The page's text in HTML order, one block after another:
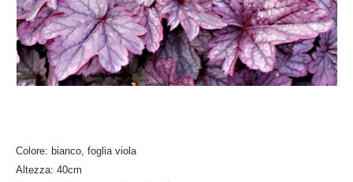
Colore: bianco, foglia viola
Altezza: 40cm